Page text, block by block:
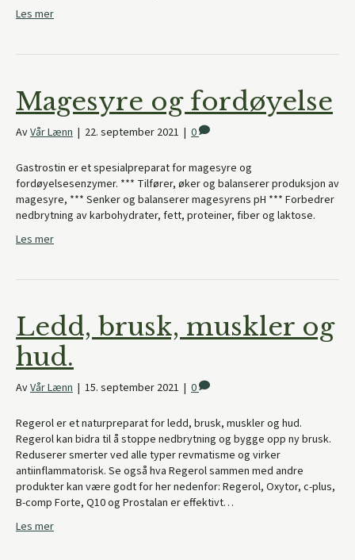
Les mer
Magesyre og fordøyelse
AvVår Lænn | 22. september 2021 | 0
Gastrostin er et spesialpreparat for magesyre og
fordøyelsesenzymer. *** Tilfører, øker og balanserer produksjon av
magesyre, *** Senker og balanserer magesyrens pH *** Forbedrer
nedbrytning av karbohydrater, fett, proteiner, fiber og laktose.
Les mer
Ledd, brusk, muskler og
hud.
AvVår Lænn | 15. september 2021 | 0
Regerol er et naturpreparat for ledd, brusk, muskler og hud.
Regerol kan bidra til å stoppe nedbrytning og bygge opp ny brusk.
Reduserer smerter ved alle typer revmatisme og virker
antiinflammatorisk. Se også hva Regerol sammen med andre
produkter kan være godt for her nedenfor: Regerol, Oxytor, c-plus,
B-comp Forte, Q10 og Prostalan er effektivt…
Les mer